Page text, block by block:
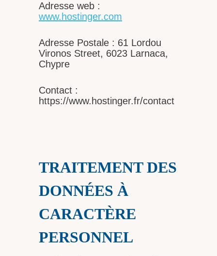
Adresse web :
www.hostinger.com
Adresse Postale : 61 Lordou
Vironos Street, 6023 Larnaca,
Chypre
Contact :
https://www.hostinger.fr/contact
TRAITEMENT DES
DONNÉES À
CARACTÈRE
PERSONNEL